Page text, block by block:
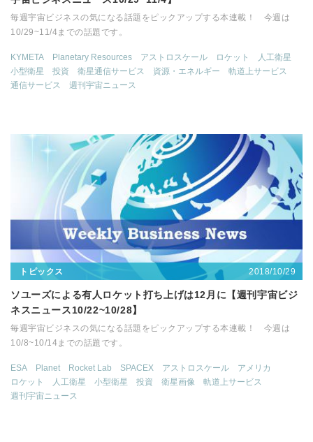
毎週宇宙ビジネスの気になる話題をピックアップする本連載！ 今週は
10/29~11/4までの話題です。
KYMETA Planetary Resources アストロスケール ロケット
人工衛星
小型衛星
投資 衛星通信サービス 資源・エネルギー
軌道上サービス
通信サービス
週刊宇宙ニュース
トピックス 2018/10/29
ソユーズによる有人ロケット打ち上げは12月に【週刊宇宙ビジ
ネスニュース10/22~10/28】
毎週宇宙ビジネスの気になる話題をピックアップする本連載！ 今週は
10/8~10/14までの話題です。
ESA Planet Rocket Lab SPACEX アストロスケール
アメリカ
ロケット
人工衛星 小型衛星 投資 衛星画像
軌道上サービス
週刊宇宙ニュース